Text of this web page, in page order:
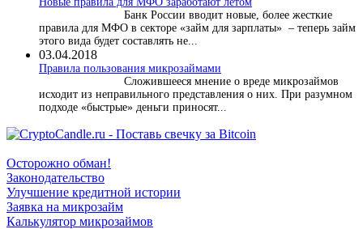
Банк России вводит новые, более жесткие
правила для МФО в секторе «займ для зарплаты» – теперь займ
этого вида будет составлять не...
03.04.2018
​Правила пользования микрозаймами
Сложившееся мнение о вреде микрозаймов
исходит из неправильного представления о них. При разумном
подходе «быстрые» деньги приносят...
Осторожно обман!
Законодательство
Улучшение кредитной истории
Заявка на микрозайм
Калькулятор микрозаймов